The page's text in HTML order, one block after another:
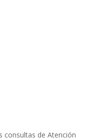
consultas de Atención